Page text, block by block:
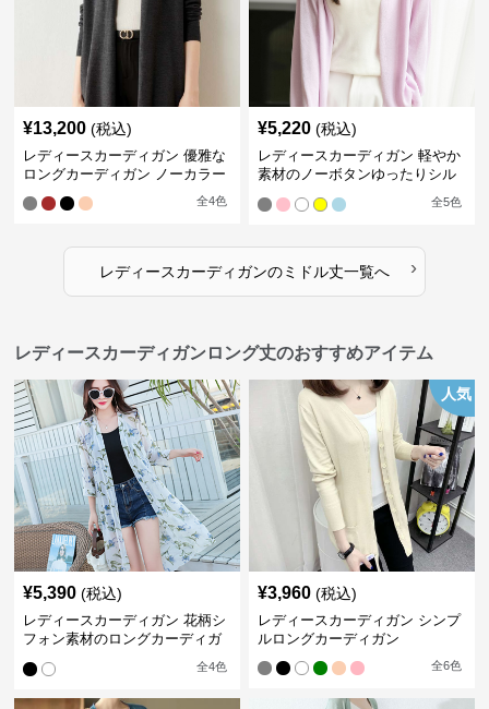
¥13,200 (税込)
レディースカーディガン 優雅な
ロングカーディガン ノーカラー
全4色
¥5,220 (税込)
レディースカーディガン 軽やか
素材のノーボタンゆったりシル
全5色
レディースカーディガンのミドル丈一覧へ ›
レディースカーディガンロング丈のおすすめアイテム
¥5,390 (税込)
レディースカーディガン 花柄シ
フォン素材のロングカーディガ
全4色
人気
¥3,960 (税込)
レディースカーディガン シンプ
ルロングカーディガン
全6色